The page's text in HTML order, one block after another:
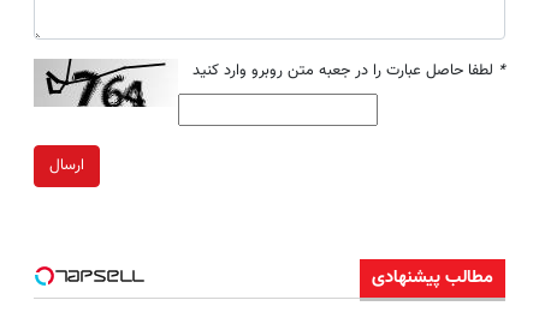
* لطفا حاصل عبارت را در جعبه متن روبرو وارد کنید
ارسال
مطالب پیشنهادی